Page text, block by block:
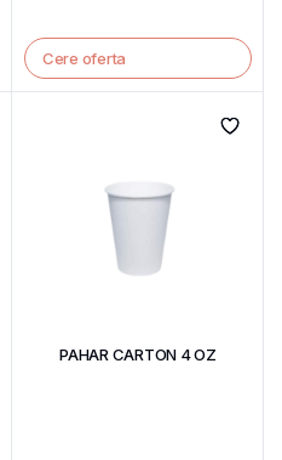
Cere oferta
PAHAR CARTON 4 OZ